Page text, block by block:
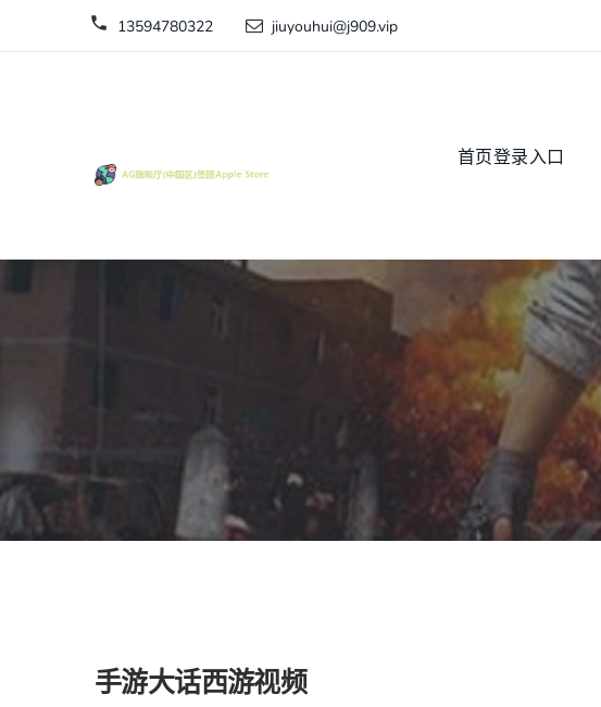
13594780322 jiuyouhui@j909.vip
首页登录入口
手游大话西游视频